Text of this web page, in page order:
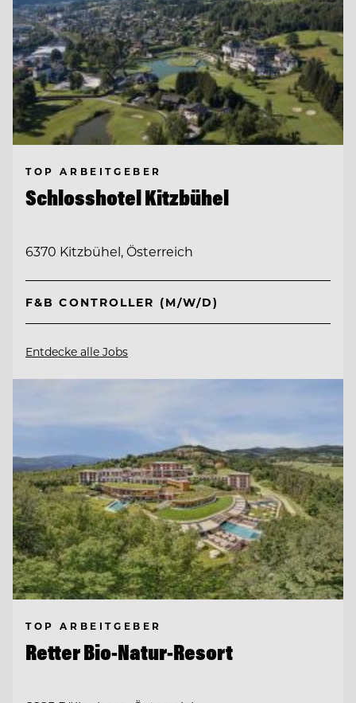
TOP ARBEITGEBER
Schlosshotel Kitzbühel
6370 Kitzbühel, Österreich
F&B CONTROLLER (M/W/D)
Entdecke alle Jobs
TOP ARBEITGEBER
Retter Bio-Natur-Resort